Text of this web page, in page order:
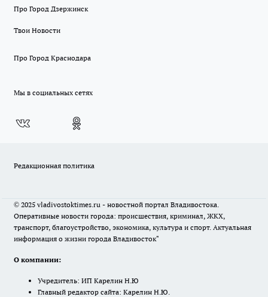
Про Город Дзержинск
Твои Новости
Про Город Краснодара
Мы в социальных сетях
Редакционная политика
© 2025 vladivostoktimes.ru - новостной портал Владивостока.
Оперативные новости города: происшествия, криминал, ЖКХ,
транспорт, благоустройство, экономика, культура и спорт. Актуальная
информация о жизни города Владивосток"
О компании:
Учредитель: ИП Карелин Н.Ю
Главный редактор сайта: Карелин Н.Ю.